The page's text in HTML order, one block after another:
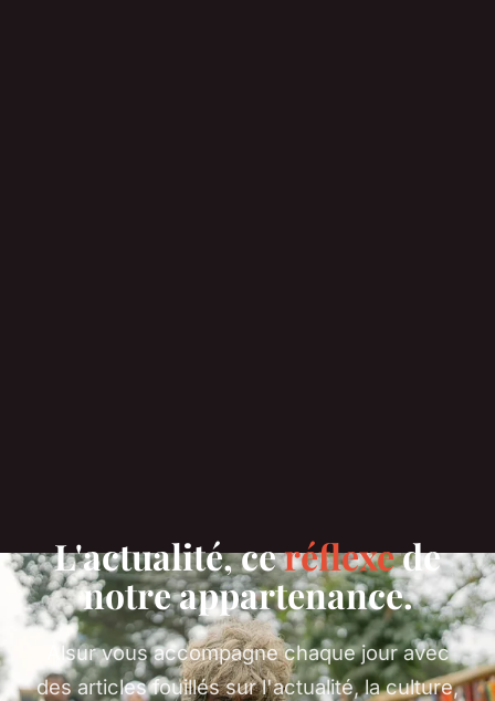
L'actualité, ceréflexede
notre appartenance.
Alsur vous accompagne chaque jour avec
des articles fouillés sur l'actualité, la culture,